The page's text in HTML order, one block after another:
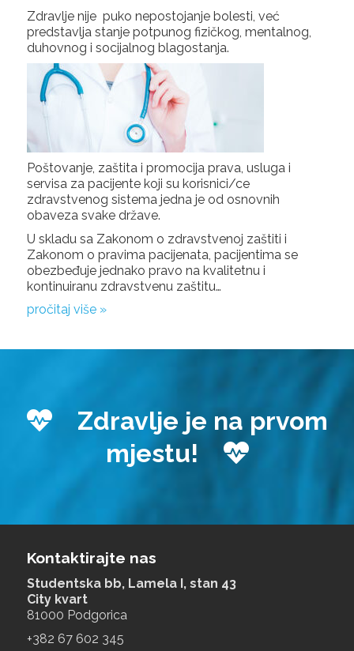
Zdravlje nije puko nepostojanje bolesti, već
predstavlja stanje potpunog fizičkog, mentalnog,
duhovnog i socijalnog blagostanja.
Poštovanje, zaštita i promocija prava, usluga i
servisa za pacijente koji su korisnici/ce
zdravstvenog sistema jedna je od osnovnih
obaveza svake države.
U skladu sa Zakonom o zdravstvenoj zaštiti i
Zakonom o pravima pacijenata, pacijentima se
obezbeđuje jednako pravo na kvalitetnu i
kontinuiranu zdravstvenu zaštitu…
pročitaj više »
Zdravlje je na prvom
mjestu!
Kontaktirajte nas
Studentska bb, Lamela I, stan 43
City kvart
81000 Podgorica
+‎382 67 602 345